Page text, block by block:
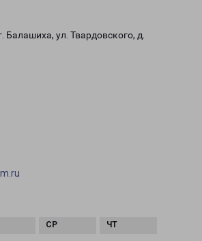
Балашиха, ул. Твардовского, д.